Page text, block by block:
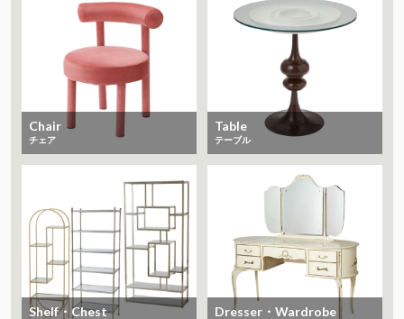
Chair
チェア
Table
テーブル
Shelf・Chest Dresser・Wardrobe